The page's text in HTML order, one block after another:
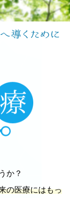
か？
の医療にはもっ